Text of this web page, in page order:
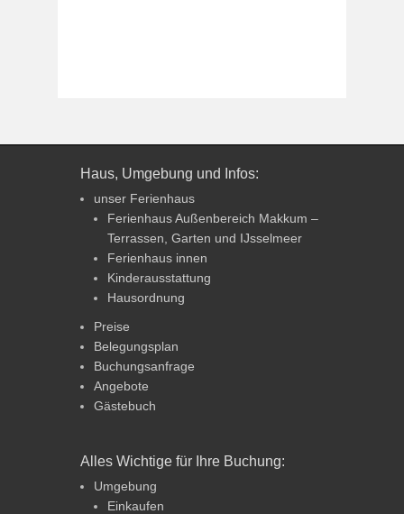
Haus, Umgebung und Infos:
unser Ferienhaus
Ferienhaus Außenbereich Makkum –
Terrassen, Garten und IJsselmeer
Ferienhaus innen
Kinderausstattung
Hausordnung
Preise
Belegungsplan
Buchungsanfrage
Angebote
Gästebuch
Alles Wichtige für Ihre Buchung:
Umgebung
Einkaufen